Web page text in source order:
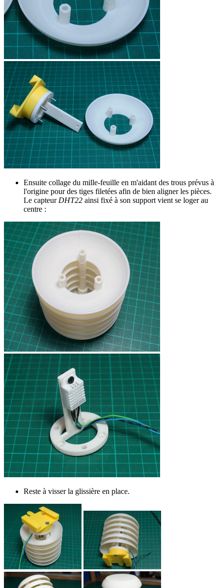
Ensuite collage du mille-feuille en m'aidant des trous prévus à
l'origine pour des tiges filetées afin de bien aligner les pièces.
Le capteur DHT22 ainsi fixé à son support vient se loger au
centre :
Reste à visser la glissière en place.